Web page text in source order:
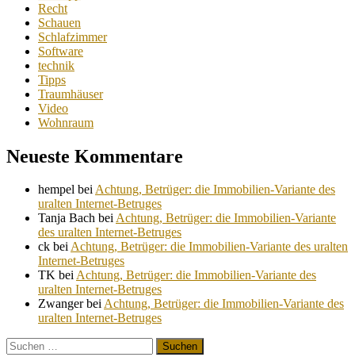
Recht
Schauen
Schlafzimmer
Software
technik
Tipps
Traumhäuser
Video
Wohnraum
Neueste Kommentare
hempel beiAchtung, Betrüger: die Immobilien-Variante des
uralten Internet-Betruges
Tanja Bach beiAchtung, Betrüger: die Immobilien-Variante
des uralten Internet-Betruges
ck beiAchtung, Betrüger: die Immobilien-Variante des uralten
Internet-Betruges
TK beiAchtung, Betrüger: die Immobilien-Variante des
uralten Internet-Betruges
ZwangerbeiAchtung, Betrüger: die Immobilien-Variante des
uralten Internet-Betruges
Suchen